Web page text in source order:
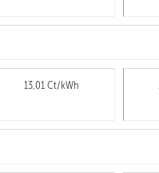
13,01 Ct/kWh